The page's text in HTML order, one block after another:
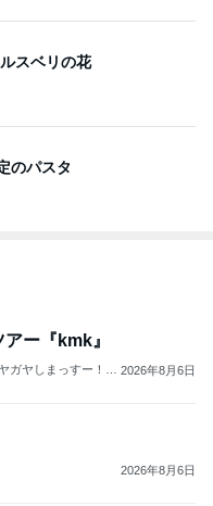
スベリの花
のパスタ
ー『kmk』
ガヤしまっすー！』
2026年8月6日
2026年8月6日